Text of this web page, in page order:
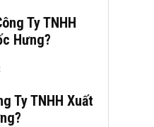
Ty TNHH
Hưng?
Ty TNHH Xuất